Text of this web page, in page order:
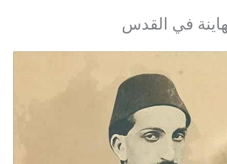
في القدس